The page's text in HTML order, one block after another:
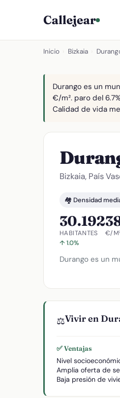
Callejear
Inicio Bizkaia
Durango es un
€/m². paro del
Calidad de vida
Bizkaia, País
🏘️ Densidad
30.192
HABITANTES
↑ 1.0%
€/
Durango es un
⚖️Vivir en
✅ Ventajas
Nivel
Amplia oferta de
Baja presión de